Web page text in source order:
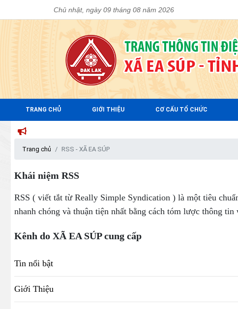
Chủ nhật, ngày 09 tháng 08 năm 2026
TRANG CHỦ GIỚI THIỆU CƠ CẤU TỔ CHỨC
Trang chủ RSS - XÃ EA SÚP
Khái niệm RSS
RSS ( viết tắt từ Really Simple Syndication ) là một tiêu
nhanh chóng và thuận tiện nhất bằng cách tóm lược thông
Kênh do XÃ EA SÚP cung cấp
Tin nổi bật
Giới Thiệu